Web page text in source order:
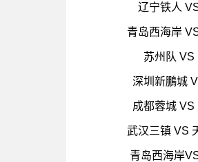
辽宁铁人
青岛西海岸
苏州队 VS
深圳新鵬城
成都蓉城 VS
武汉三镇 VS
青岛西海岸